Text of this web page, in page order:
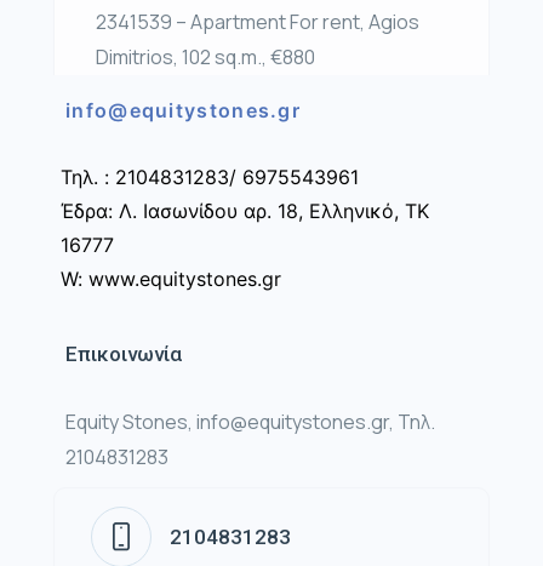
2341539 – Apartment For rent, Agios
Dimitrios, 102 sq.m., €880
info@equitystones.gr
Τηλ. : 2104831283/ 6975543961
Έδρα: Λ. Ιασωνίδου αρ. 18, Ελληνικό, ΤΚ
16777
W: www.equitystones.gr
Επικοινωνία
Equity Stones, info@equitystones.gr, Τηλ.
2104831283
2104831283